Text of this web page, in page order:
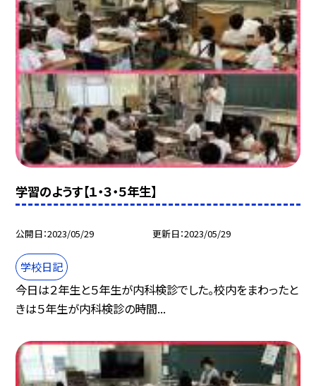
学習のようす【１・３・５年生】
公開日 2023/05/29 更新日 2023/05/29
学校日記
今日は２年生と５年生が内科検診でした。校内をまわったと
きは５年生が内科検診の時間...